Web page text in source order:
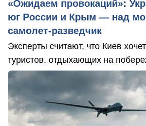
«Ожидаем провокаций»:
юг России и Крым — над
самолет-разведчик
Эксперты считают, что Киев
туристов, отдыхающих на